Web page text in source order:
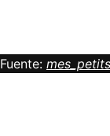
Fuente: